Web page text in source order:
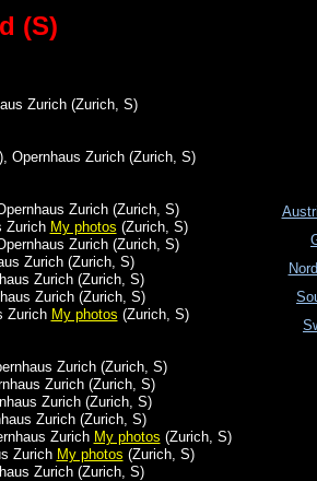
(S)
Zurich (Zurich, S)
Opernhaus Zurich (Zurich, S)
Zurich (Zurich, S)
Zurich My photos (Zurich, S)
Zurich (Zurich, S)
Zurich (Zurich, S)
Zurich (Zurich, S)
Zurich (Zurich, S)
Zurich My photos (Zurich, S)
Zurich (Zurich, S)
Zurich (Zurich, S)
Zurich (Zurich, S)
Zurich (Zurich, S)
Zurich My photos (Zurich, S)
Zurich My photos (Zurich, S)
Zurich (Zurich, S)